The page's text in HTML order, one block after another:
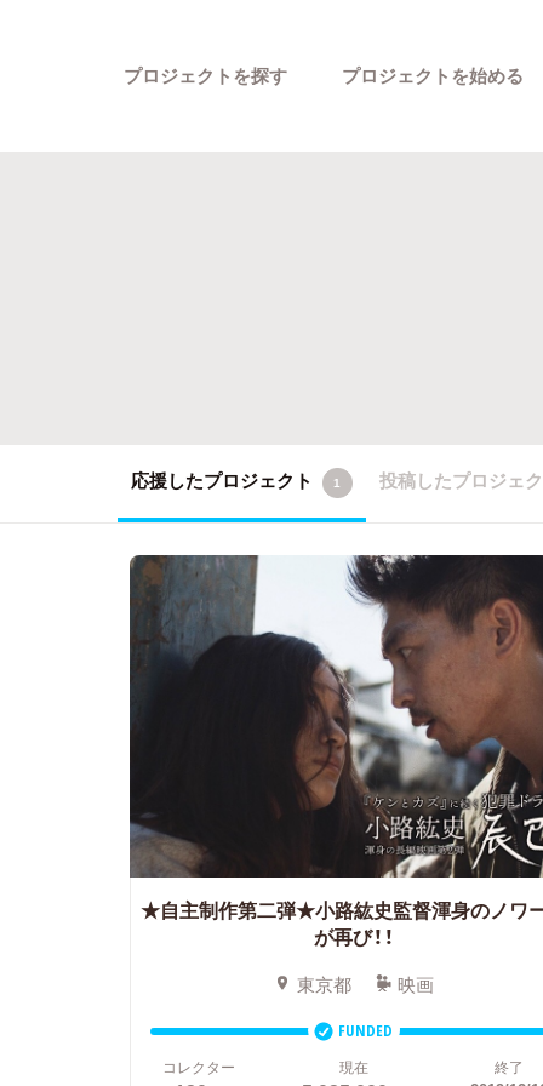
プロジェクトを探す プロジェクトを始める
応援したプロジェクト 1 投稿したプロジェ
★自主制作第二弾★小路紘史監督渾身のノワ
が再び！！
東京都 映画
FUNDED
コレクター
現在 終了